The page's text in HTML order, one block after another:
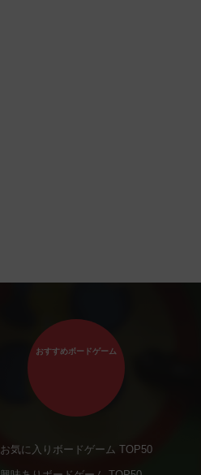
おすすめボードゲーム
お気に入りボードゲーム TOP50